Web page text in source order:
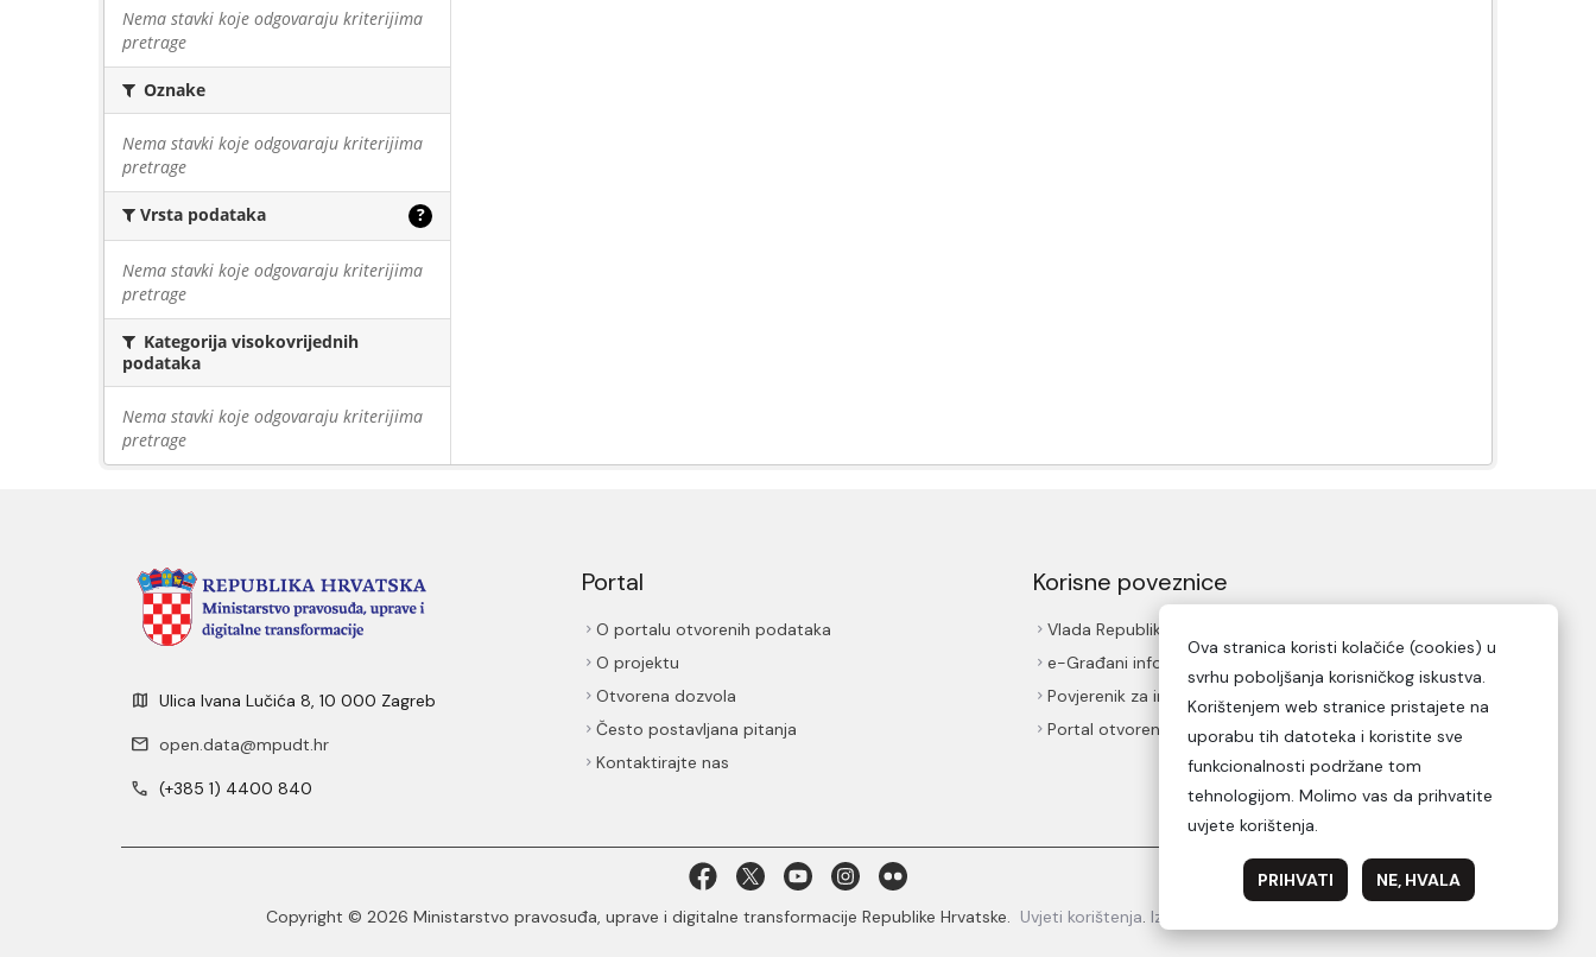
Nema stavki koje odgovaraju kriterijima
pretrage
Oznake
Nema stavki koje odgovaraju kriterijima
pretrage
Vrsta podataka ?
Nema stavki koje odgovaraju kriterijima
pretrage
Kategorija visokovrijednih
podataka
Nema stavki koje odgovaraju kriterijima
pretrage